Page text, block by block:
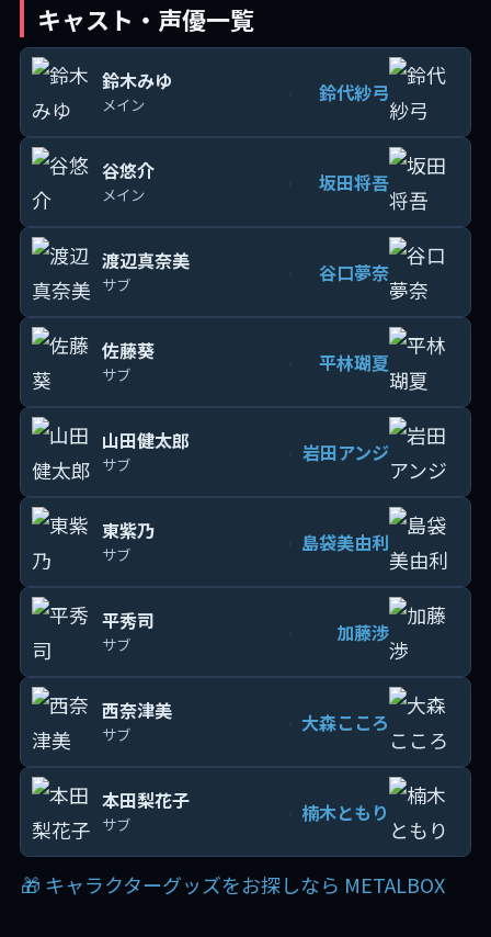
キャスト・声優一覧
鈴木みゆ
メイン 鈴代紗弓
谷悠介
メイン 坂田将吾
渡辺真奈美
サブ 谷口夢奈
佐藤葵
サブ 平林瑚夏
山田健太郎
サブ 岩田アンジ
東紫乃
サブ 島袋美由利
平秀司
サブ 加藤渉
西奈津美
サブ 大森こころ
本田梨花子
サブ 楠木ともり
🎁 キャラクターグッズをお探しなら METALBOX